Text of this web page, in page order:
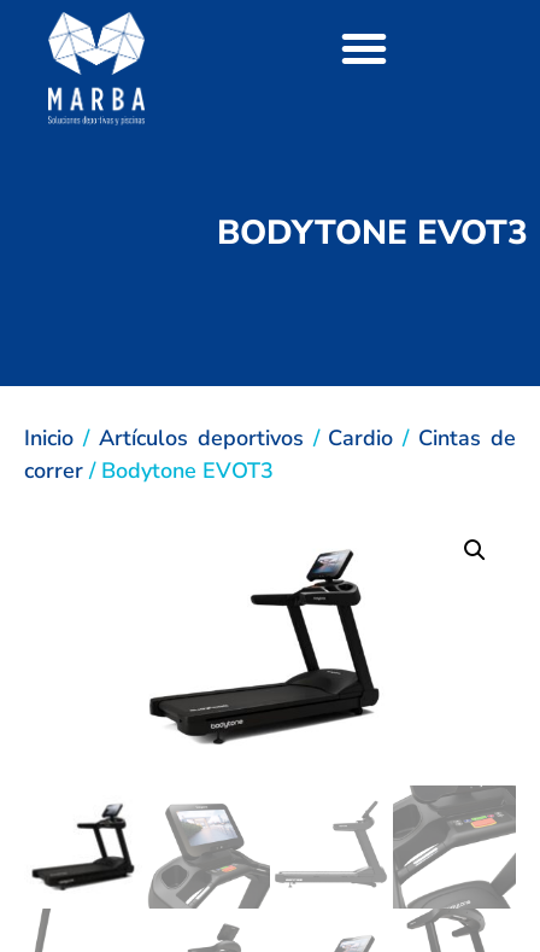
BODYTONE EVOT3
Inicio / Artículos deportivos / Cardio / Cintas de
correr/ Bodytone EVOT3